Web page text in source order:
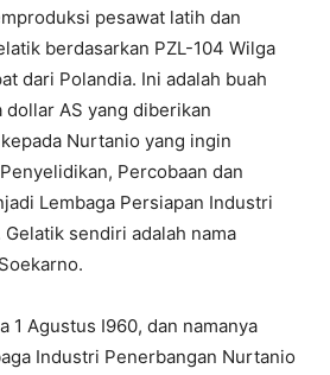
pesawat latih dan
berdasarkan PZL-104 Wilga
dari Polandia. Ini adalah buah
dollar AS yang diberikan
Nurtanio yang ingin
Percobaan dan
Lembaga Persiapan Industri
sendiri adalah nama
1 Agustus I960, dan namanya
Industri Penerbangan Nurtanio